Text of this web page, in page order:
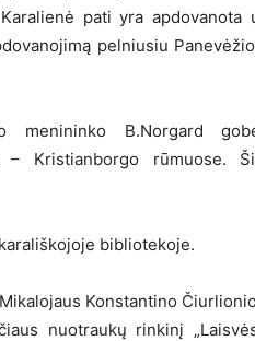
pati yra apdovanota
pelniusiu
B.Norgard
– Kristianborgo rūmuose.
bibliotekoje.
Konstantino
nuotraukų rinkinį